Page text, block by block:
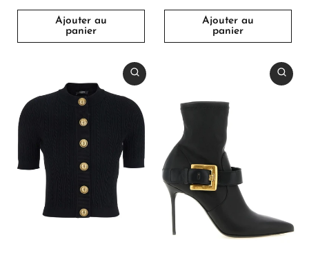
Ajouter au
panier
Ajouter au
panier